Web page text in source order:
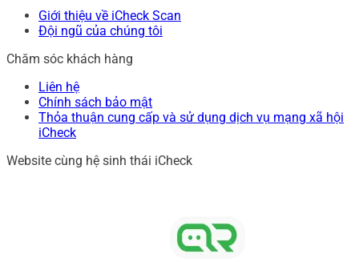
Giới thiệu về iCheck Scan
Đội ngũ của chúng tôi
Chăm sóc khách hàng
Liên hệ
Chính sách bảo mật
Thỏa thuận cung cấp và sử dụng dịch vụ mạng xã hội
iCheck
Website cùng hệ sinh thái iCheck